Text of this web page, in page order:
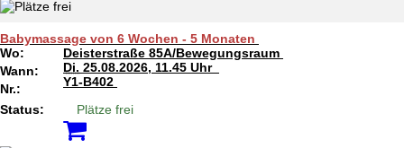
Babymassage von 6 Wochen - 5 Monaten
Wo:
Deisterstraße 85A/Bewegungsraum
Wann:
Di. 25.08.2026, 11.45 Uhr
Nr.:
Y1-B402
Status:
Plätze frei